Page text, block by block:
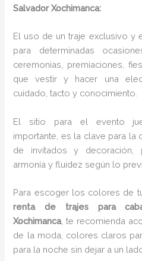
Salvador Xochimanca:
El uso de un traje exclusivo y
para determinadas
ceremonias, premiaciones,
que vestir y hacer una
cuidado, tacto y conocimiento.
El sitio para el evento
importante, es la clave para la
de invitados y decoración,
armonía y fluidez según lo
Para escoger los colores de
renta de trajes para
Xochimanca, te recomienda
de la moda, colores claros
para la noche sin dejar a un